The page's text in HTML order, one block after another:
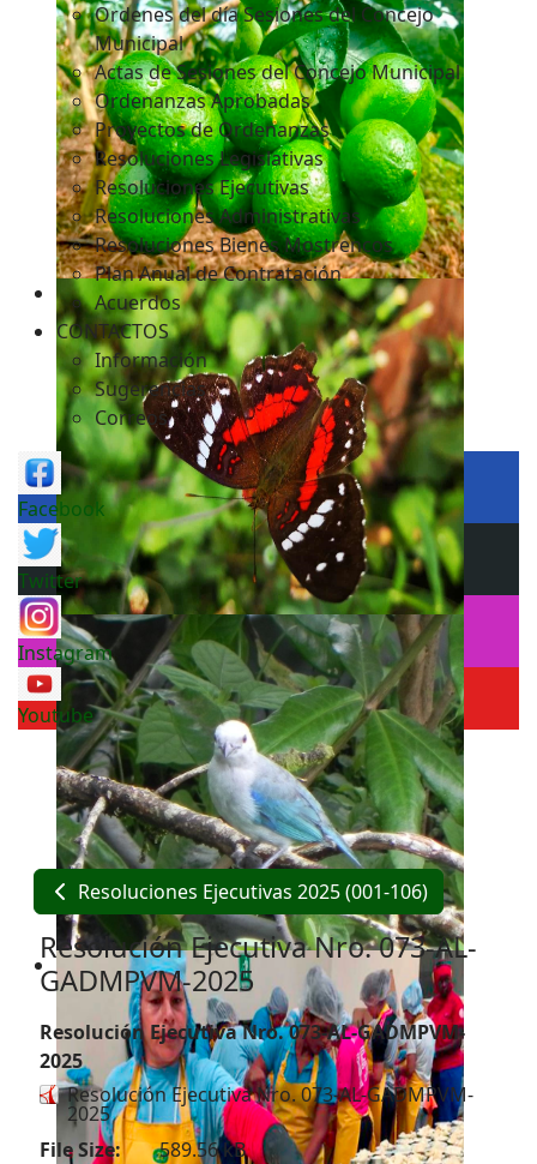
Ordenes del día Sesiones del Concejo
Municipal
Actas de Sesiones del Concejo Municipal
Ordenanzas Aprobadas
Proyectos de Ordenanzas
Resoluciones Legislativas
Resoluciones Ejecutivas
Resoluciones Administrativas
Resoluciones Bienes Mostrencos
Plan Anual de Contratación
Acuerdos
CONTACTOS
Información
Sugerencias
Correos
Facebook
Twitter
Instagram
Youtube
Resoluciones Ejecutivas 2025 (001-106)
Resolución Ejecutiva Nro. 073-AL-
GADMPVM-2025
Resolución Ejecutiva Nro. 073-AL-GADMPVM-
2025
Resolución Ejecutiva Nro. 073-AL-GADMPVM-
2025
File Size:
589.56 kB